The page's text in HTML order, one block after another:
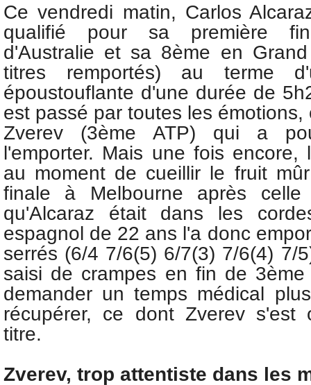
Ce vendredi matin, Carlos
qualifié pour sa première
d'Australie et sa 8ème en
titres remportés) au terme
époustouflante d'une durée de
est passé par toutes les
Zverev (3ème ATP) qui a
l'emporter. Mais une fois encore,
au moment de cueillir le fruit
finale à Melbourne après
qu'Alcaraz était dans les
espagnol de 22 ans l'a donc
serrés (6/4 7/6(5) 6/7(3) 7/6(4) 7/
saisi de crampes en fin de
demander un temps médical
récupérer, ce dont Zverev s'est
titre.
Zverev, trop attentiste dans les